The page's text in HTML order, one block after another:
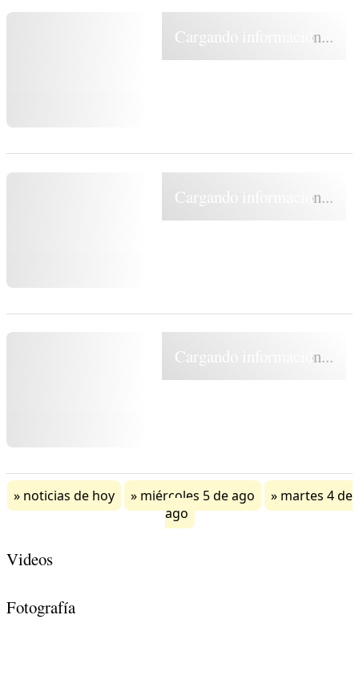
Cargando información...
Cargando información...
Cargando información...
noticias de hoy miércoles 5 de ago
martes 4 de
ago
Videos
Fotografía